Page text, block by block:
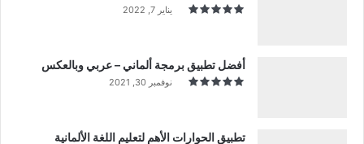
يناير 7, 2022
أفضل تطبيق برمجة ألماني – عربي وبالعكس
نوفمبر 30, 2021
تطبيق الحوارات الأهم لتعليم اللغة الألمانية